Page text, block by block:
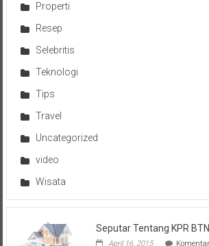
Properti
Resep
Selebritis
Teknologi
Tips
Travel
Uncategorized
video
Wisata
Seputar Tentang KPR BTN
April 16, 2015